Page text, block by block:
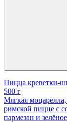
Пицца креветки-
500 г
Мягкая
римской пицце с
пармезан и